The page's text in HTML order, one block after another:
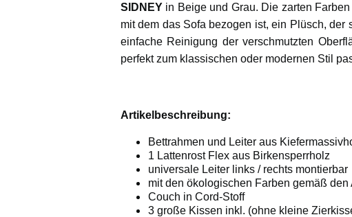
SIDNEYin Beige und Grau. Die zarten
mit dem das Sofa bezogen ist, ein Plüsch,
einfache Reinigung der verschmutzten
perfekt zum klassischen oder modernen Stil
Artikelbeschreibung:
Bettrahmen und Leiter aus
1 Lattenrost Flex aus Birkensperrholz
universale Leiter links / rechts montierbar
mit den ökologischen Farben gemäß
Couch in Cord-Stoff
3 große Kissen inkl. (ohne kleine